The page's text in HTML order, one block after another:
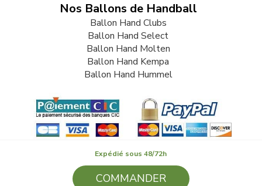
Expédié sous 48/72h
COMMANDER
Nos Ballons de Handball
Ballon Hand Clubs
Ballon Hand Select
Ballon Hand Molten
Ballon Hand Kempa
Ballon Hand Hummel
© 2009-2026 LB82. Tous droits réservés - ballonhand.fr - SARL